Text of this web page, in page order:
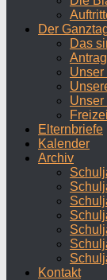
Der
Das
Unser
Unser
Elternbriefe
Kalender
Archiv
Kontakt